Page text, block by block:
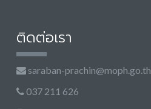
ติดต่อเรา
saraban-prachin@moph.go.th
037 211 626